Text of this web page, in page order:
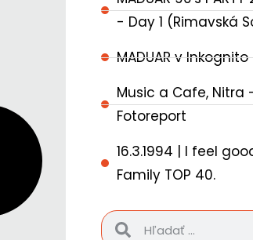
- Day 1 (Rimavská
MADUAR v
Music a Cafe, Nitra -
Fotoreport
16.3.1994 | I feel
Family TOP 40.